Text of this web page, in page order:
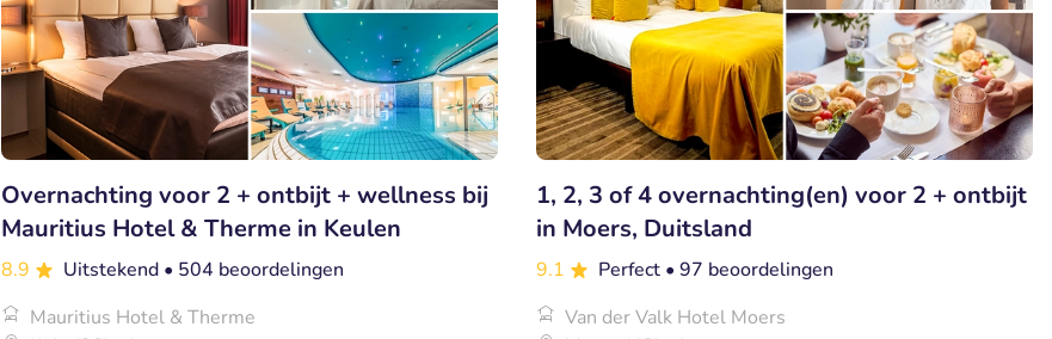
Overnachting voor 2 + ontbijt + wellness bij
Mauritius Hotel & Therme in Keulen
8.9 Uitstekend • 504 beoordelingen
Mauritius Hotel & Therme
1, 2, 3 of 4 overnachting(en) voor 2 + ontbijt
in Moers, Duitsland
9.1 Perfect • 97 beoordelingen
Van der Valk Hotel Moers